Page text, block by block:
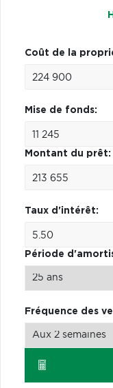
Coût de la
Mise de fonds:
Montant du prêt:
Taux d'intérêt:
Période
Fréquence des